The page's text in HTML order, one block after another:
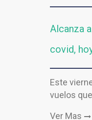
Alcanza
covid,
Este
vuelos
Ver Mas